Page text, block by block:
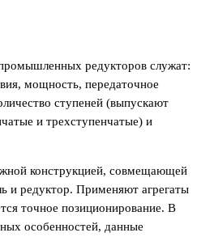
редукторов служат:
мощность, передаточное
ступеней (выпускают
и трехступенчатые) и
конструкцией, совмещающей
и редуктор. Применяют агрегаты
точное позиционирование. В
особенностей, данные